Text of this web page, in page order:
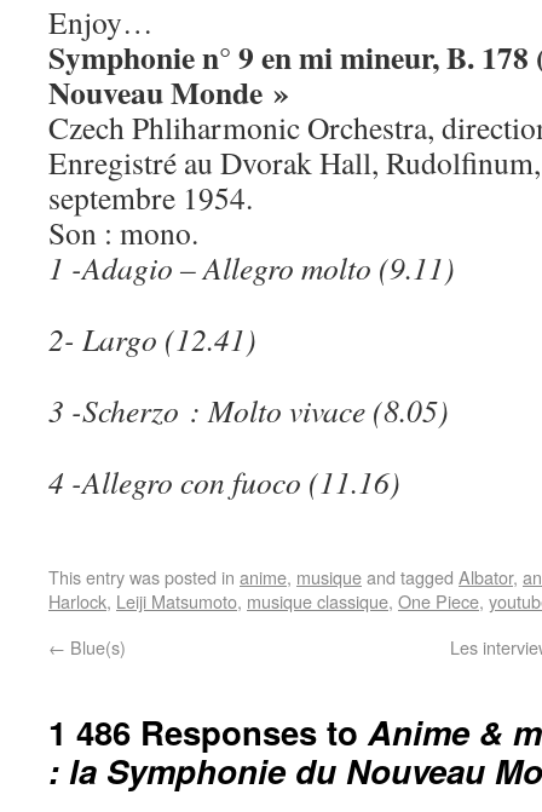
Enjoy…
Symphonie n° 9 en mi mineur, B.
Nouveau Monde »
Czech Phliharmonic Orchestra,
Enregistré au Dvorak Hall,
septembre 1954.
Son : mono.
1 -Adagio – Allegro molto (9.11)
2- Largo (12.41)
3 -Scherzo : Molto vivace (8.05)
4 -Allegro con fuoco (11.16)
This entry was posted in anime, musiqueand tagged Albator,
Harlock, Leiji Matsumoto, musique classique, One Piece,
← Blue(s) Les
1 486 Responses toAnime &
: la Symphonie du Nouveau